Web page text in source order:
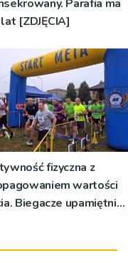
Parafia ma
[ZDJĘCIA]
fizyczna z
wartości
Biegacze upamiętnili